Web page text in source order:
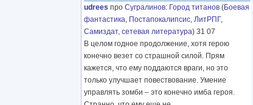
udrees про Сугралинов: Город титанов (Боевая
фантастика, Постапокалипсис, ЛитРПГ,
Самиздат, сетевая литература) 31 07
В целом годное продолжение, хотя герою
конечно везет со страшной силой. Прям
кажется, что ему поддаются враги, но это
только улучшает повествование. Умение
управлять зомби – это конечно имба героя.